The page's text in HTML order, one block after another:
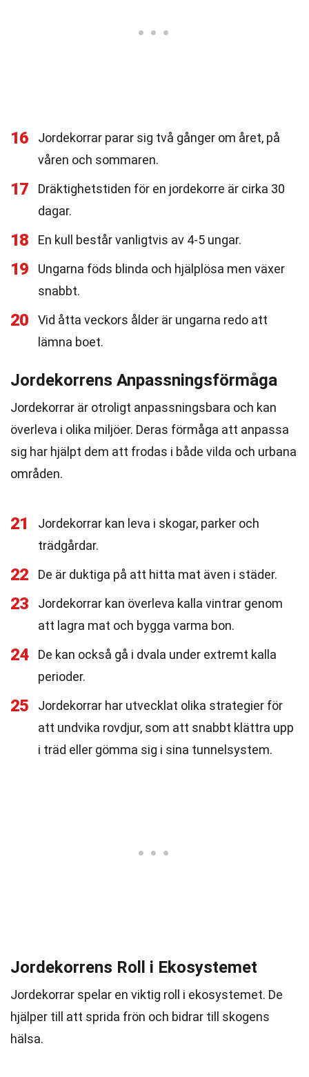
16
Jordekorrar parar sig två gånger om året, på
våren och sommaren.
17
Dräktighetstiden för en jordekorre är cirka 30
dagar.
18 En kull består vanligtvis av 4-5 ungar.
19
Ungarna föds blinda och hjälplösa men växer
snabbt.
20
Vid åtta veckors ålder är ungarna redo att
lämna boet.
Jordekorrens Anpassningsförmåga
Jordekorrar är otroligt anpassningsbara och kan
överleva i olika miljöer. Deras förmåga att anpassa
sig har hjälpt dem att frodas i både vilda och urbana
områden.
21
Jordekorrar kan leva i skogar, parker och
trädgårdar.
22 De är duktiga på att hitta mat även i städer.
23
Jordekorrar kan överleva kalla vintrar genom
att lagra mat och bygga varma bon.
24
De kan också gå i dvala under extremt kalla
perioder.
25
Jordekorrar har utvecklat olika strategier för
att undvika rovdjur, som att snabbt klättra upp
i träd eller gömma sig i sina tunnelsystem.
Jordekorrens Roll i Ekosystemet
Jordekorrar spelar en viktig roll i ekosystemet. De
hjälper till att sprida frön och bidrar till skogens
hälsa.